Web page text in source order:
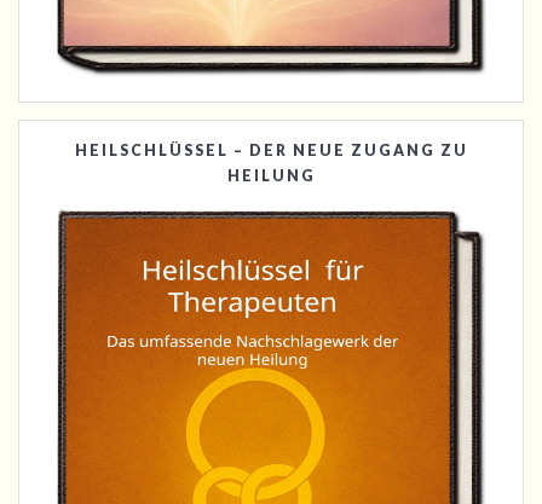
HEILSCHLÜSSEL – DER NEUE ZUGANG ZU
HEILUNG